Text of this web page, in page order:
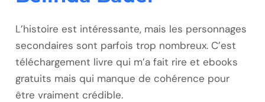
L’histoire est intéressante, mais les personnages
secondaires sont parfois trop nombreux. C’est
téléchargement livre qui m’a fait rire et ebooks
gratuits mais qui manque de cohérence pour
être vraiment crédible.